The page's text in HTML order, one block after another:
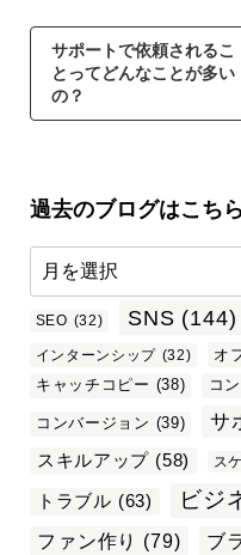
サポートで依頼されるこ
とってどんなことが多い
の？
過去のブログはこちら
SEO (32) SNS (144)
インターンシップ (32) オ
キャッチコピー (38) コ
コンバージョン (39) サ
スキルアップ (58) ス
トラブル (63) ビジ
ファン作り (79) ブ